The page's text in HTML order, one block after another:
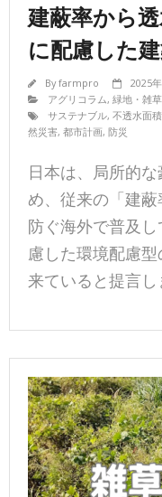
建蔽率から
に配慮した
Byfarmpro 2025
アグリコラム, 緑地・雑草
サステナブル, 不透水面
然災害, 都市計画, 防災
日本は、局所的
め、従来の「建
防ぐ海外で普及
慮した環境配慮
来ていると提言